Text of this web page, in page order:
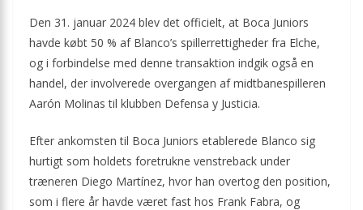
Den 31. januar 2024 blev det officielt, at Boca Juniors
havde købt 50 % af Blanco’s spillerrettigheder fra Elche,
og i forbindelse med denne transaktion indgik også en
handel, der involverede overgangen af midtbanespilleren
Aarón Molinas til klubben Defensa y Justicia.
Efter ankomsten til Boca Juniors etablerede Blanco sig
hurtigt som holdets foretrukne venstreback under
træneren Diego Martínez, hvor han overtog den position,
som i flere år havde været fast hos Frank Fabra, og